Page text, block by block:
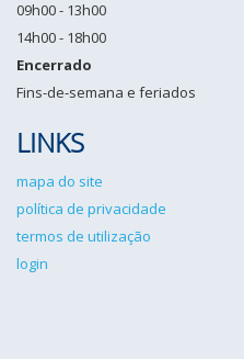
09h00 - 13h00
14h00 - 18h00
Encerrado
Fins-de-semana e feriados
LINKS
mapa do site
política de privacidade
termos de utilização
login